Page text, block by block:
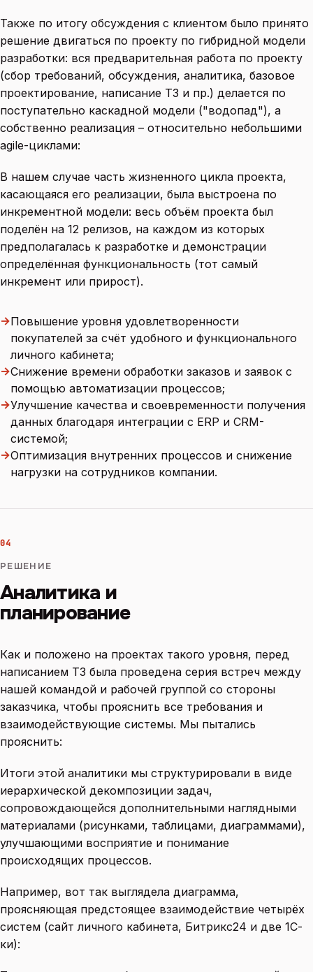
Также по итогу обсуждения с клиентом было принято
решение двигаться по проекту по гибридной модели
разработки: вся предварительная работа по проекту
(сбор требований, обсуждения, аналитика, базовое
проектирование, написание ТЗ и пр.) делается по
поступательно каскадной модели ("водопад"), а
собственно реализация – относительно небольшими
agile-циклами:
В нашем случае часть жизненного цикла проекта,
касающаяся его реализации, была выстроена по
инкрементной модели: весь объём проекта был
поделён на 12 релизов, на каждом из которых
предполагалась к разработке и демонстрации
определённая функциональность (тот самый
инкремент или прирост).
→Повышение уровня удовлетворенности
покупателей за счёт удобного и функционального
личного кабинета;
→Снижение времени обработки заказов и заявок с
помощью автоматизации процессов;
→Улучшение качества и своевременности получения
данных благодаря интеграции с ERP и CRM-
системой;
→Оптимизация внутренних процессов и снижение
нагрузки на сотрудников компании.
04
РЕШЕНИЕ
Аналитика и
планирование
Как и положено на проектах такого уровня, перед
написанием ТЗ была проведена серия встреч между
нашей командой и рабочей группой со стороны
заказчика, чтобы прояснить все требования и
взаимодействующие системы. Мы пытались
прояснить:
Итоги этой аналитики мы структурировали в виде
иерархической декомпозиции задач,
сопровождающейся дополнительными наглядными
материалами (рисунками, таблицами, диаграммами),
улучшающими восприятие и понимание
происходящих процессов.
Например, вот так выглядела диаграмма,
проясняющая предстоящее взаимодействие четырёх
систем (сайт личного кабинета, Битрикс24 и две 1С-
ки):